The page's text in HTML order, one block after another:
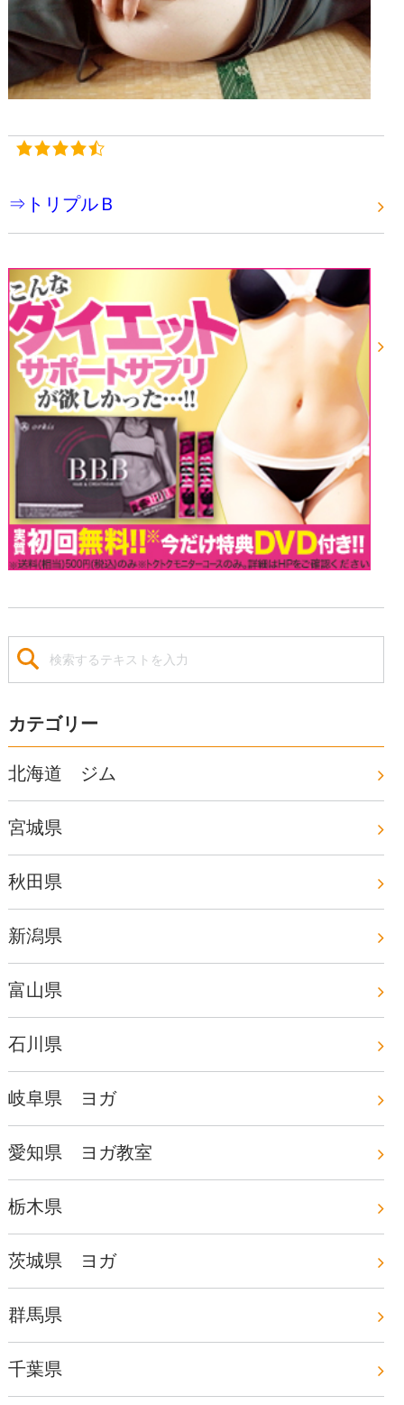
⇒トリプルＢ
カテゴリー
北海道 ジム
宮城県
秋田県
新潟県
富山県
石川県
岐阜県 ヨガ
愛知県 ヨガ教室
栃木県
茨城県 ヨガ
群馬県
千葉県